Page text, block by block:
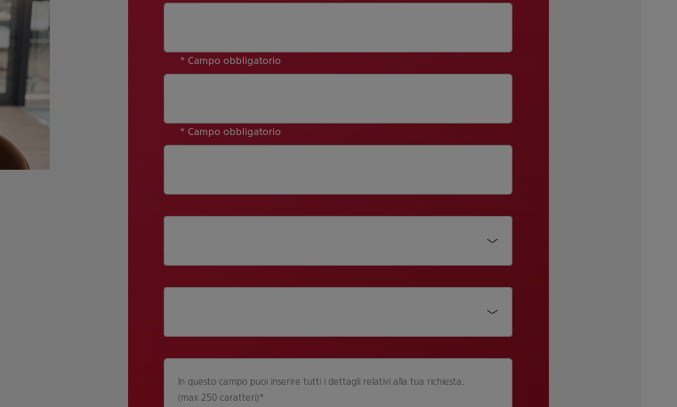
* Campo obbligatorio
* Campo obbligatorio
In questo campo puoi inserire tutti i dettagli relativi alla tua richiesta.​
(max 250 caratteri)*